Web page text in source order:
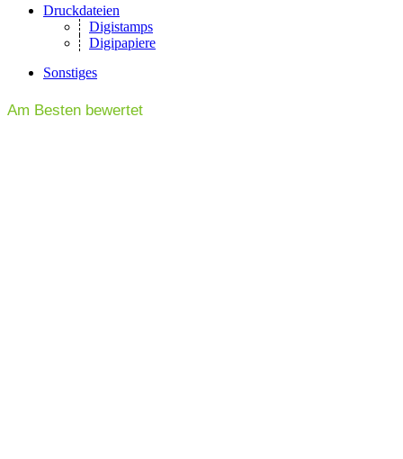
Druckdateien
Digistamps
Digipapiere
Sonstiges
Am Besten bewertet